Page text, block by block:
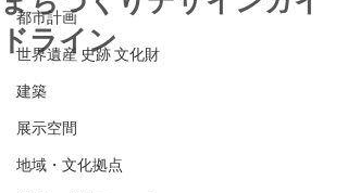
都市計画
世界遺産 史跡 文化財
建築
展示空間
地域・文化拠点
ドライン